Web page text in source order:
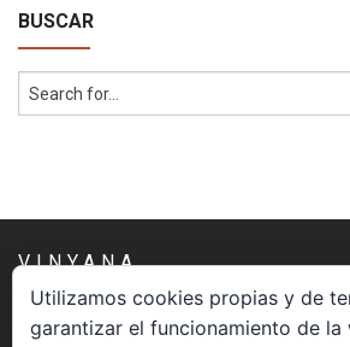
BUSCAR
VINYANA
Una asociación constituida sin ánimo
Utilizamos cookies propias y de
garantizar el funcionamiento de la